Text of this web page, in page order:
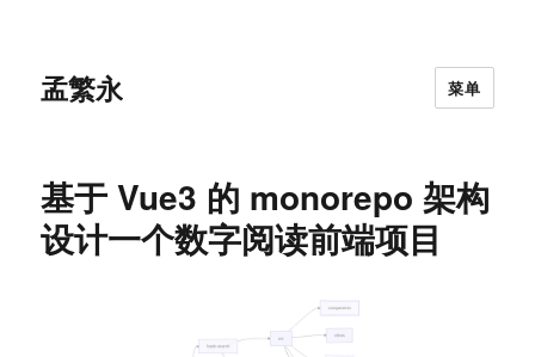
孟繁永 菜单
基于 Vue3 的 monorepo 架构
设计一个数字阅读前端项目